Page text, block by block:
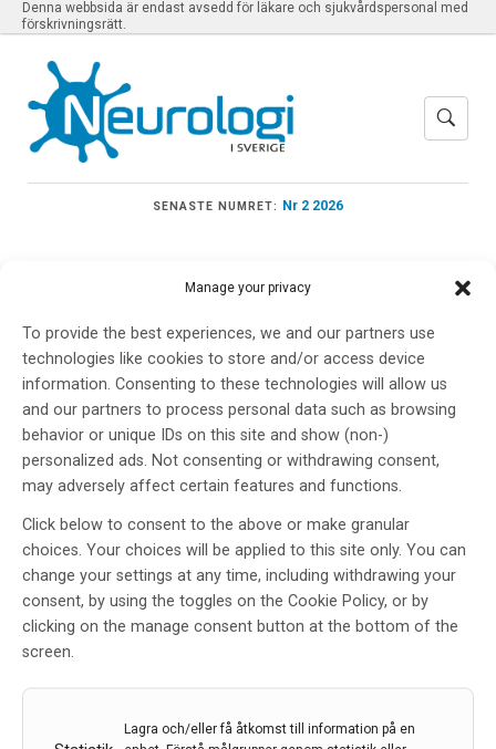
Manage your privacy
To provide the best experiences, we and our partners use
technologies like cookies to store and/or access device
information. Consenting to these technologies will allow us
and our partners to process personal data such as browsing
behavior or unique IDs on this site and show (non-)
personalized ads. Not consenting or withdrawing consent,
may adversely affect certain features and functions.
Click below to consent to the above or make granular
choices. Your choices will be applied to this site only. You can
change your settings at any time, including withdrawing your
consent, by using the toggles on the Cookie Policy, or by
clicking on the manage consent button at the bottom of the
screen.
Lagra och/eller få åtkomst till information på en
Denna webbsida är endast avsedd för läkare och sjukvårdspersonal med
förskrivningsrätt.
SENASTE NUMRET: Nr 2 2026
Meny
PF-06939926
Pfizers genterapi för Duchennes
muskeldystrofi får fast track-
status av FDA
AvPfizer
Pfizer